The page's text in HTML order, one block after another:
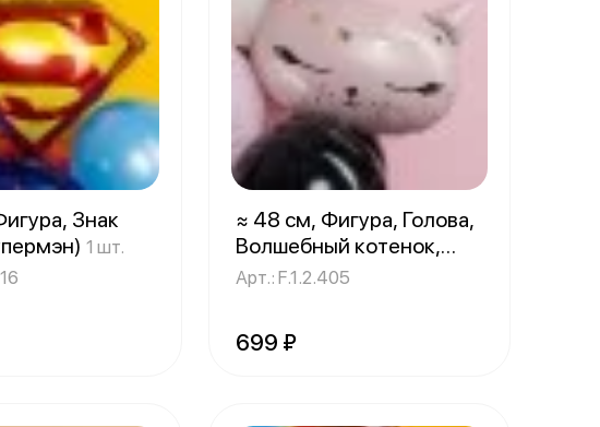
Знак
1 шт.
≈ 48 см, Фигура, Голова,
Волшебный котенок,
Розовый1 шт.
Арт.: F.1.2.405
699 ₽